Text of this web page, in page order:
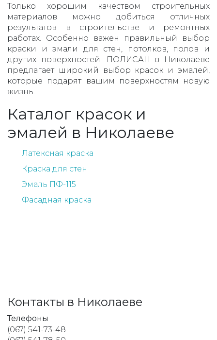
Только хорошим качеством строительных
материалов можно добиться отличных
результатов в строительстве и ремонтных
работах. Особенно важен правильный выбор
краски и эмали для стен, потолков, полов и
других поверхностей. ПОЛИСАН в Николаеве
предлагает широкий выбор красок и эмалей,
которые подарят вашим поверхностям новую
жизнь.
Каталог красок и
эмалей в Николаеве
Латексная краска
Краска для стен
Эмаль ПФ-115
Фасадная краска
Контакты в Николаеве
Телефоны
(067) 541-73-48